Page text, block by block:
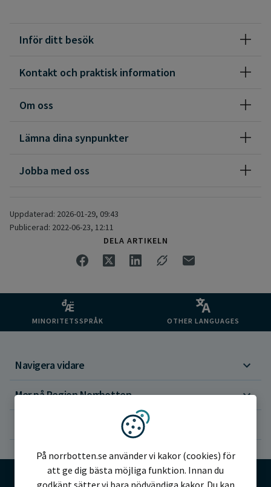
Inför ditt besök
Kontakt och praktisk information
Om oss
Lämna dina synpunkter
Jobba med oss
Uppdaterad: 2026-01-29, 09:43
Publicerad: 2022-06-23, 12:11
DELA ARTIKELN
MINORITETSSPRÅK OTHER LANGUAGES
Navigera vidare
Mer på Region Norrbotten
Vi använder kakor
På norrbotten.se använder vi kakor (cookies) för
att ge dig bästa möjliga funktion. Innan du
godkänt sätter vi bara nödvändiga kakor. Du kan